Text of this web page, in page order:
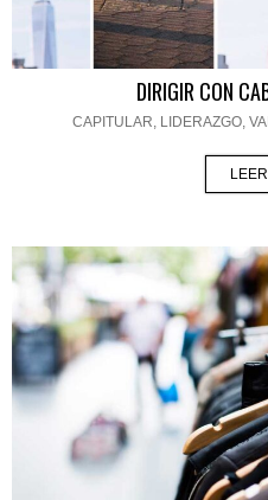
DIRIGIR CON
CAPITULAR, LIDERAZGO,